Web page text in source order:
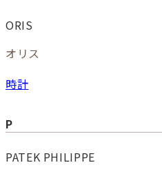
ORIS
オリス
時計
P
PATEK PHILIPPE